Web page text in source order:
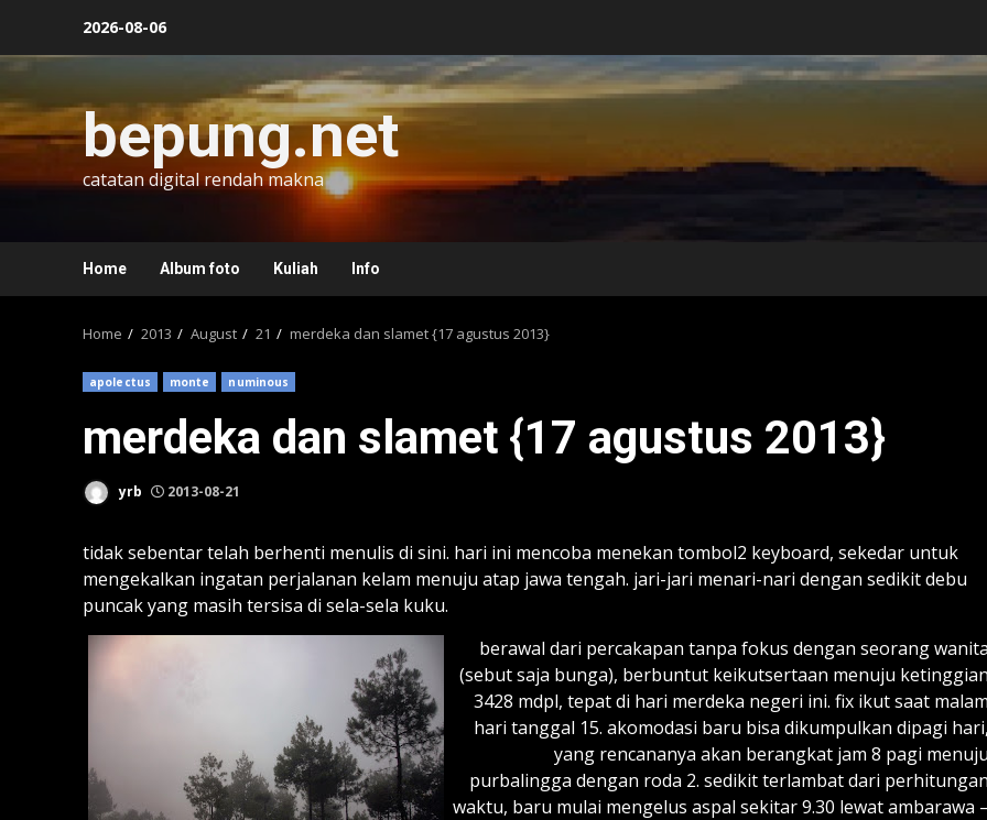
content
2026-08-06
bepung.net
catatan digital rendah makna
Home Album foto Kuliah Info
Home 2013 August 21 merdeka dan slamet {17 agustus 2013}
apolectus monte numinous
merdeka dan slamet {17 agustus 2013}
yrb 2013-08-21
tidak sebentar telah berhenti menulis di sini. hari ini mencoba menekan tombol2 keyboard, sekedar untuk
mengekalkan ingatan perjalanan kelam menuju atap jawa tengah. jari-jari menari-nari dengan sedikit debu
puncak yang masih tersisa di sela-sela kuku.
berawal dari percakapan tanpa fokus dengan seorang wanita
(sebut saja bunga), berbuntut keikutsertaan menuju ketinggian
3428 mdpl, tepat di hari merdeka negeri ini. fix ikut saat malam
hari tanggal 15. akomodasi baru bisa dikumpulkan dipagi hari,
yang rencananya akan berangkat jam 8 pagi menuju
purbalingga dengan roda 2. sedikit terlambat dari perhitungan
waktu, baru mulai mengelus aspal sekitar 9.30 lewat ambarawa –